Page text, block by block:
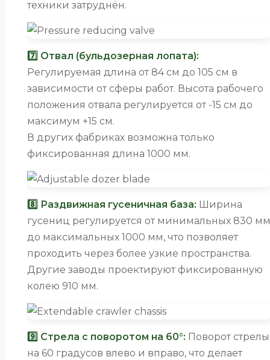
техники затруднён.
7️⃣ Отвал (бульдозерная лопата):
Регулируемая длина от 84 см до 105 см в
зависимости от сферы работ. Высота рабочего
положения отвала регулируется от -15 см до
максимум +15 см.
В других фабриках возможна только
фиксированная длина 1000 мм.
8️⃣ Раздвижная гусеничная база: Ширина
гусениц регулируется от минимальных 830 мм
до максимальных 1000 мм, что позволяет
проходить через более узкие пространства.
Другие заводы проектируют фиксированную
колею 910 мм.
9️⃣ Стрела с поворотом на 60°: Поворот стрелы
на 60 градусов влево и вправо, что делает